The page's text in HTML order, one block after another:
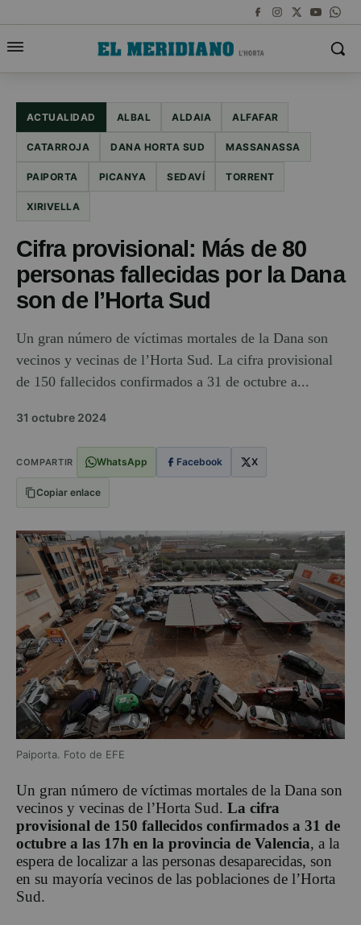
ACTUALIDAD ALBAL ALDAIA ALFAFAR
CATARROJA DANA HORTA SUD MASSANASSA
PAIPORTA PICANYA SEDAVÍ TORRENT
XIRIVELLA
Cifra provisional: Más de 80
personas fallecidas por la Dana
son de l’Horta Sud
Un gran número de víctimas mortales de la Dana son
vecinos y vecinas de l’Horta Sud. La cifra provisional
de 150 fallecidos confirmados a 31 de octubre a...
31 octubre 2024
COMPARTIR WhatsApp Facebook X
Copiar enlace
Paiporta. Foto de EFE
Un gran número de víctimas mortales de la Dana son
vecinos y vecinas de l’Horta Sud. La cifra
provisional de 150 fallecidos confirmados a 31 de
octubre a las 17h en la provincia de Valencia, a la
espera de localizar a las personas desaparecidas, son
en su mayoría vecinos de las poblaciones de l’Horta
Sud.